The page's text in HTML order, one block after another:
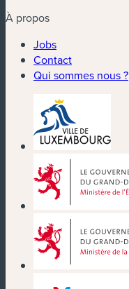
À propos
Jobs
Contact
Qui sommes nous ?